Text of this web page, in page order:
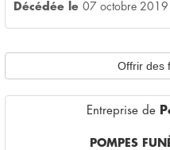
Décédée le 07 octobre 2019
Offrir des
Entreprise de
POMPES